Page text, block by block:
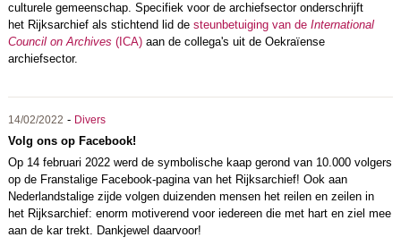
culturele gemeenschap. Specifiek voor de archiefsector onderschrijft
het Rijksarchief als stichtend lid de steunbetuiging van de International
Council on Archives (ICA)aan de collega's uit de Oekraïense
archiefsector.
14/02/2022 - Divers
Volg ons op Facebook!
Op 14 februari 2022 werd de symbolische kaap gerond van 10.000 volgers
op de Franstalige Facebook-pagina van het Rijksarchief! Ook aan
Nederlandstalige zijde volgen duizenden mensen het reilen en zeilen in
het Rijksarchief: enorm motiverend voor iedereen die met hart en ziel mee
aan de kar trekt. Dankjewel daarvoor!